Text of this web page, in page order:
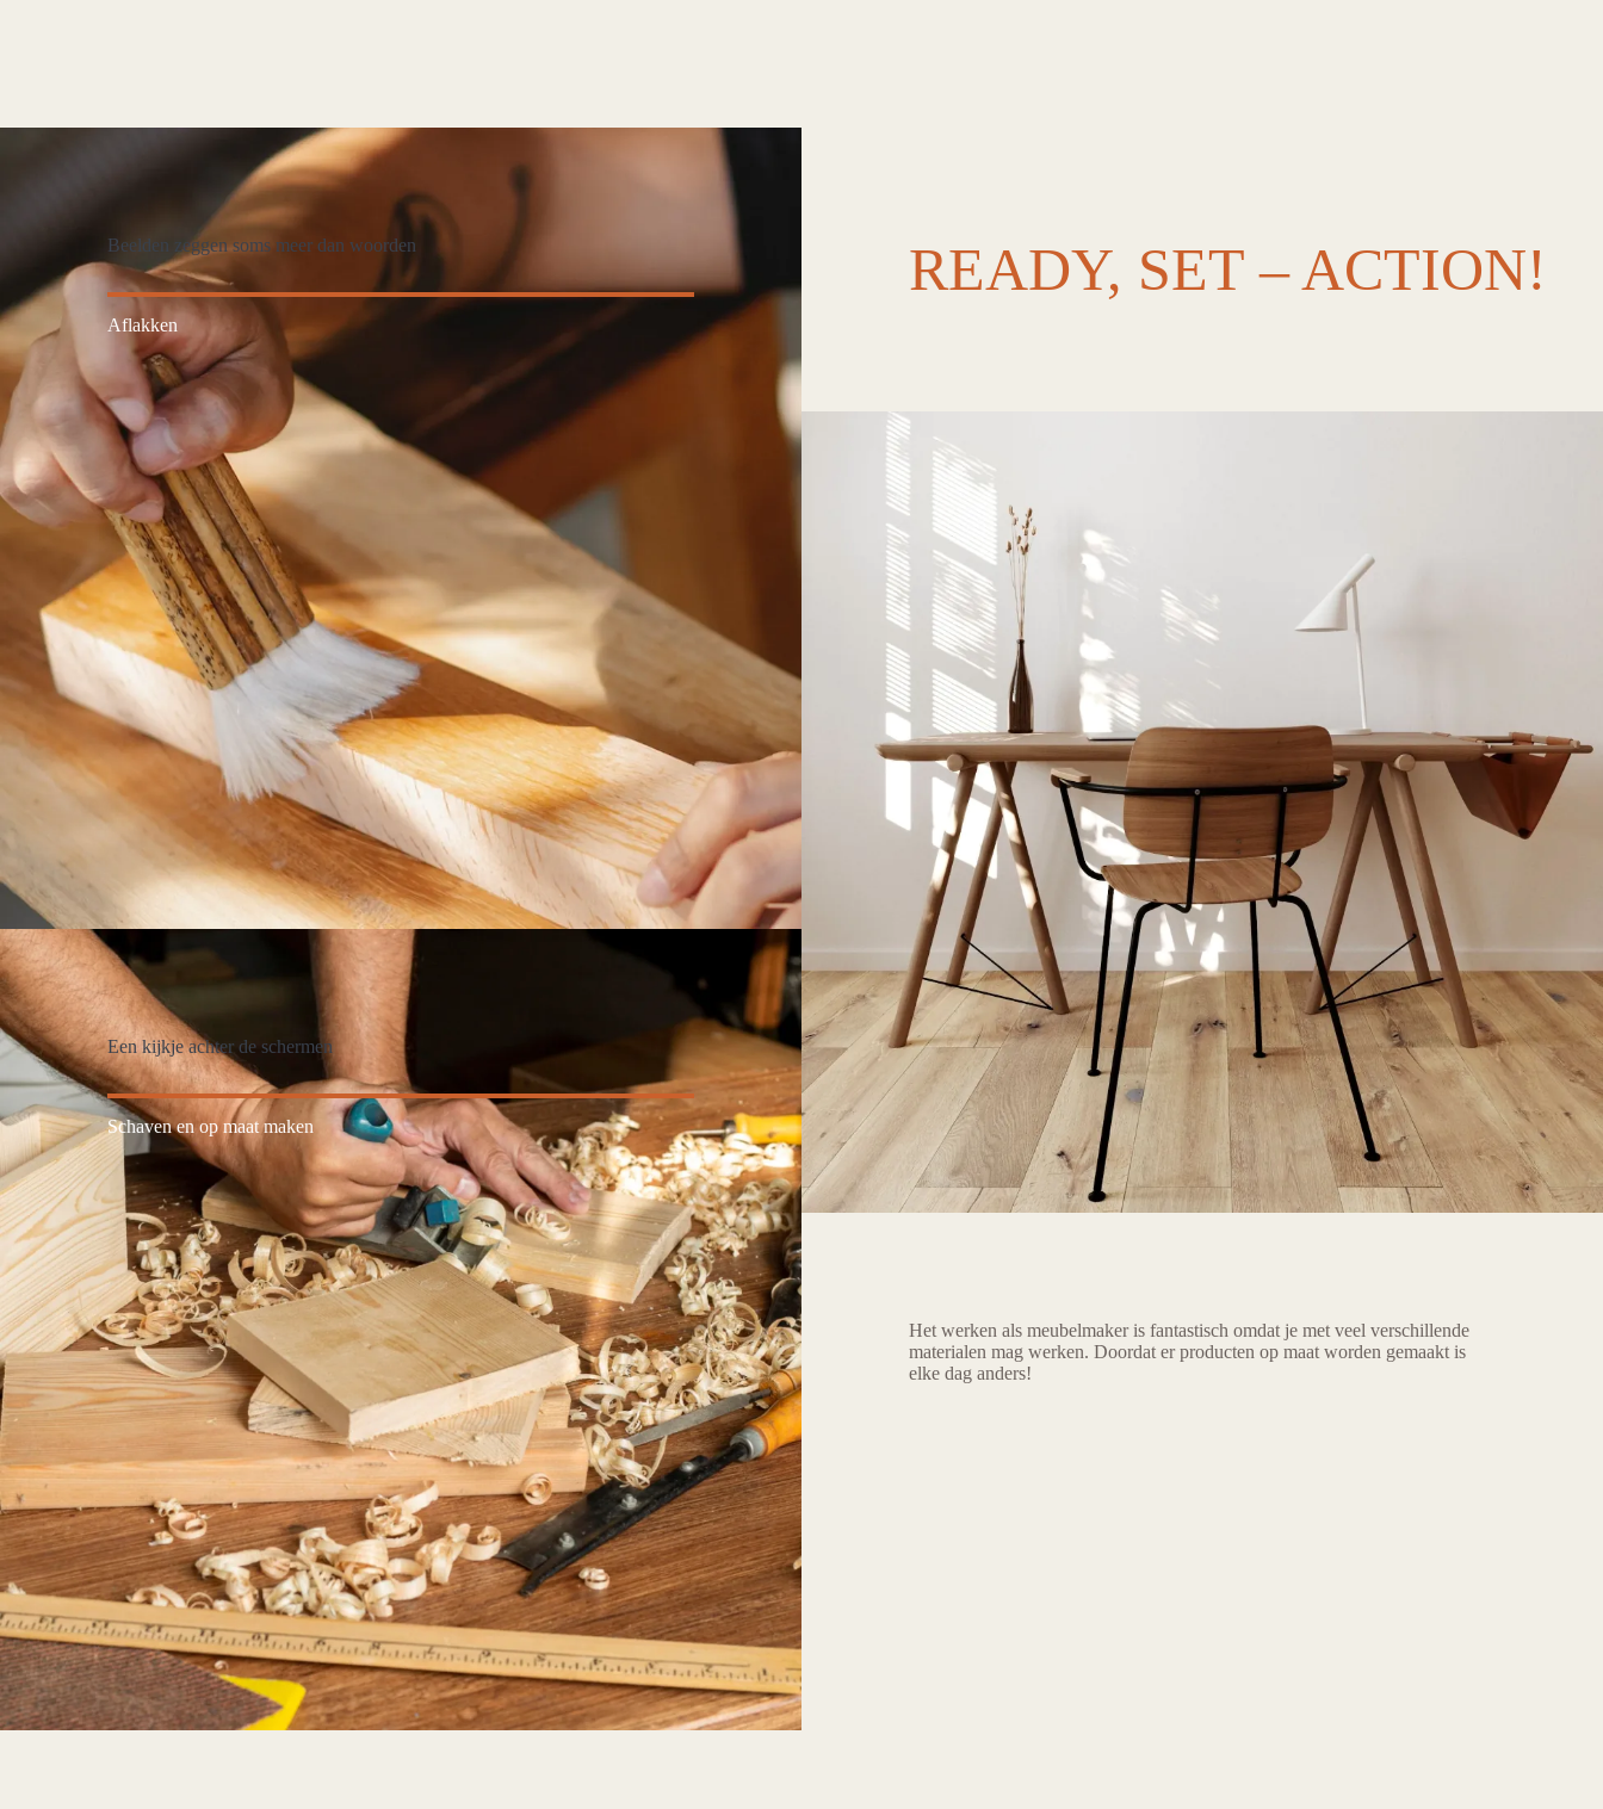
Beelden zeggen soms meer dan woorden
Aflakken
Een kijkje achter de schermen
Schaven en op maat maken
READY, SET – ACTION!
Het werken als meubelmaker is fantastisch omdat je met veel verschillende
materialen mag werken. Doordat er producten op maat worden gemaakt is
elke dag anders!